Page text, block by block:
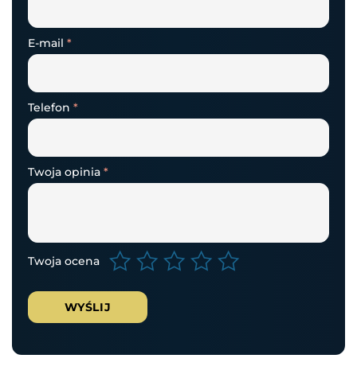
E-mail *
Telefon *
Twoja ocena
Twoja opinia *